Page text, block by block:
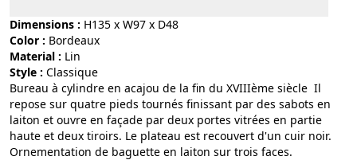
Dimensions : H135 x W97 x D48
Color :
bordeaux
Material :
lin
Style :
classique
Bureau à cylindre en acajou de la fin du XVIIIème siècle Il
repose sur quatre pieds tournés finissant par des sabots en
laiton et ouvre en façade par deux portes vitrées en partie
haute et deux tiroirs. Le plateau est recouvert d'un cuir noir.
Ornementation de baguette en laiton sur trois faces.